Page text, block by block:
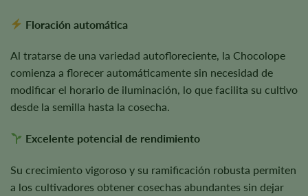
Floración automática
Al tratarse de una variedad autofloreciente, la Chocolope
comienza a florecer automáticamente sin necesidad de
modificar el horario de iluminación, lo que facilita su cultivo
desde la semilla hasta la cosecha.
Excelente potencial de rendimiento
Su crecimiento vigoroso y su ramificación robusta permiten
a los cultivadores obtener cosechas abundantes sin dejar